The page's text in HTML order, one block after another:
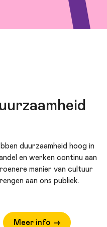
duurzaamheid hoog in
en werken continu aan
manier van cultuur
aan ons publiek.
Meer info